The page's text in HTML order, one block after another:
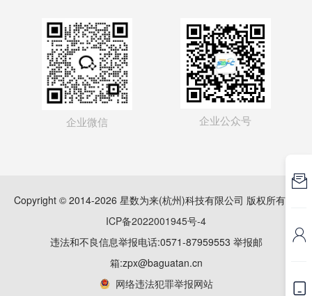
企业微信 企业公众号
Copyright © 2014-2026 星数为来(杭州)科技有限公司 版权所有
ICP备2022001945号-4
违法和不良信息举报电话:0571-87959553 举报邮
箱:zpx@baguatan.cn
网络违法犯罪举报网站


